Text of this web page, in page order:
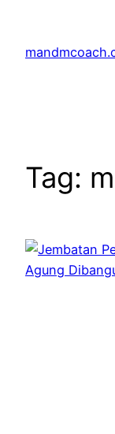
content
Tag: